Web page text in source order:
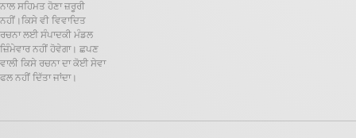
ਨਾਲ ਸਹਿਮਤ ਹੋਣਾ ਜ਼ਰੂਰੀ
ਨਹੀਂ।ਕਿਸੇ ਵੀ ਵਿਵਾਦਿਤ
ਰਚਨਾ ਲਈ ਸੰਪਾਦਕੀ ਮੰਡਲ
ਜ਼ਿੰਮੇਵਾਰ ਨਹੀਂ ਹੋਵੇਗਾ। ਛਪਣ
ਵਾਲੀ ਕਿਸੇ ਰਚਨਾ ਦਾ ਕੋਈ ਸੇਵਾ
ਫਲ ਨਹੀਂ ਦਿੱਤਾ ਜਾਂਦਾ।